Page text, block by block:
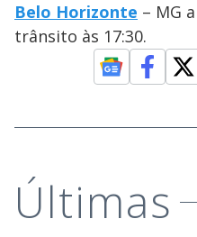
Belo Horizonte – MG
trânsito às 17:30.
Últimas